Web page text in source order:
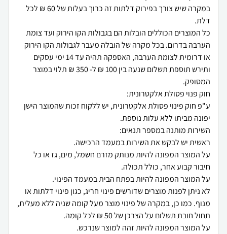
במקרה שיש צורך בפירוק דלתות זה כרוך בעלות של 60 ₪ לכל
כל המוצרים הכוללים הובלות הם בגבולות הקו הירוק ועד צומת
הערבה בדרום. בכל מקרה של הובלה מעבר לגבולות הקו הירוק
או דרומית לצומת הערבה, האספקה תהיה עד 14 ימי עסקים
ותירש תוספת תשלום שנעה בין 100 ₪ ל- 350 ₪ תלוי במוצר
ע"פ חוק פינוי פסולת אלקטרונית, יש ללקוח זכות שהמוצר הישן
על המוצר המפונה להיות מנותק מזרם חשמל, מים, גז או כל
לא ניתן לפנות מוצרים שדורשים פינוי חריג, כגון פינוי דלתות או
מנוף. כמו כן, במקרה של פינוי מוצר מעל קומה שניה ללא מעלית,